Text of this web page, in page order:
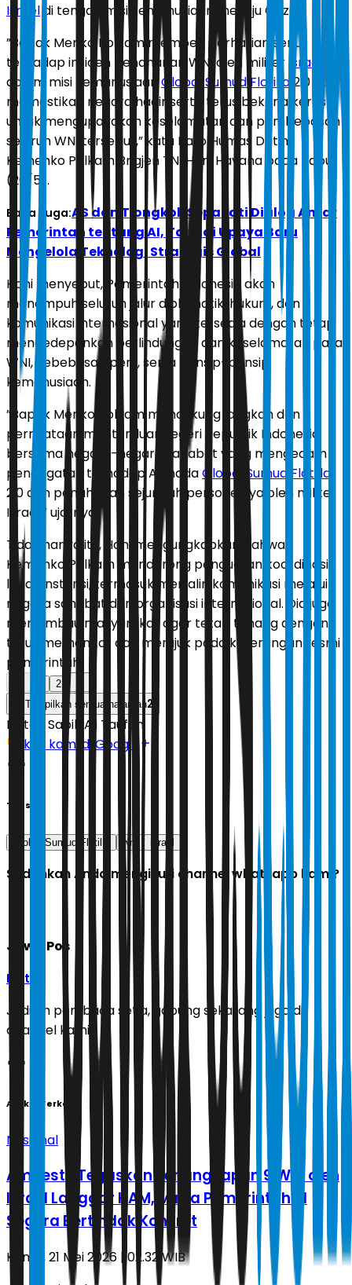
Israeldi tengah misi kemanusiaan menuju Gaza.
”Bapak Menko Polkam memberi perhatian serius
terhadap insiden penahanan WNI oleh militerIsrael
dalam misi kemanusiaanGlobal Sumud Flotilla 2.0 dan
memastikan negara hadir serta terus bekerja keras
untuk mengupayakan keselamatan dan pembebasan
seluruh WNI tersebut,” kata Karo Humas Datin
Kemenko Polkam Brigjen TNI Honi Havana pada Rabu
(20/5).
Baca Juga:AS dan Tiongkok Sepakati Dialog Antar
Pemerintah tentang AI, Tandai Upaya Baru
Mengelola Teknologi Strategis Global
Honi menyebut, Pemerintah Indonesia akan
menempuh seluruh jalur diplomatik, hukum, dan
komunikasi internasional yang tersedia dengan tetap
mengedepankan perlindungan dan keselamatan para
WNI, kebebasan pers, serta prinsip-prinsip
kemanusiaan.
”Bapak Menko Polkam mendukung langkah dan
pernyataan menteri luar negeri Republik Indonesia
bersama negara-negara sahabat yang mengecam
pencegatan terhadap ArmadaGlobal Sumud Flotilla
2.0 dan penahanan sejumlah personelnya oleh militer
Israel,” ujarnya.
Tidak hanya itu, Honi mengungkapkan bahwa
Kemenko Polkam mendorong penguatan koordinasi
lintas instansi, termasuk menjalin komunikasi melalui
negara sahabat dan organisasi internasional. Dia juga
mengimbau masyarakat agar tetap tenang dengan
terus memonitor dan merujuk pada keterangan resmi
pemerintah.
2
Tampilkan semua halaman2
Editor: Sabik Aji Taufan
Ikuti kami di Google
Tags
Global Sumud Flotilla wni israel
Sudahkah Anda mengikuti channel whatsapp kami?
Jawa Pos
Ikuti
Jadilah pembaca setia, gabung sekarang juga di
channel kami!
Artikel Terkait
Nasional
Amnesty Tegaskan Penangkapan 9 WNI oleh
Israel Langgar HAM, Minta Pemerintah RI
Segera Bertindak Konkret
Kamis, 21 Mei 2026 | 02.32 WIB